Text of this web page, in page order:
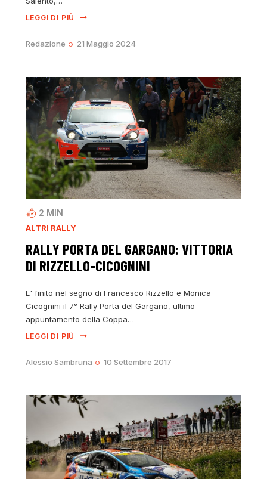
LEGGI DI PIÙ
Redazione 21 Maggio 2024
2 MIN
ALTRI RALLY
RALLY PORTA DEL GARGANO: VITTORIA
DI RIZZELLO-CICOGNINI
E' finito nel segno di Francesco Rizzello e Monica
Cicognini il 7° Rally Porta del Gargano, ultimo
appuntamento della Coppa…
LEGGI DI PIÙ
Alessio Sambruna 10 Settembre 2017